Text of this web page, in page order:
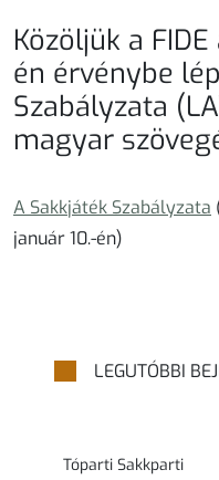
Közöljük a
én érvénybe
Szabályzata
magyar
A Sakkjáték Szabályzata
január 10.-én)
LEGUTÓBBI
Tóparti Sakkparti